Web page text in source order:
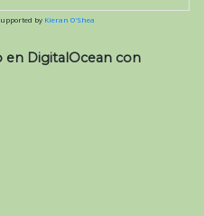
by Kieran O'Shea
en DigitalOcean con